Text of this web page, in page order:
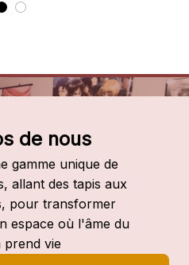
de nous
gamme unique de
allant des tapis aux
pour transformer
espace où l'âme du
prend vie